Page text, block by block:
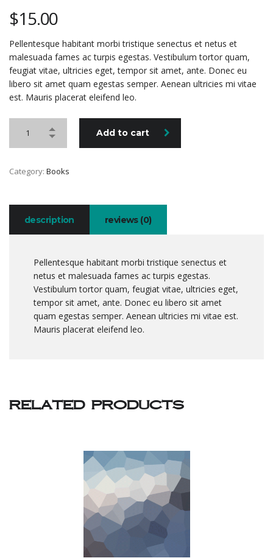
$15.00
Pellentesque habitant morbi tristique senectus et netus et
malesuada fames ac turpis egestas. Vestibulum tortor quam,
feugiat vitae, ultricies eget, tempor sit amet, ante. Donec eu
libero sit amet quam egestas semper. Aenean ultricies mi vitae
est. Mauris placerat eleifend leo.
Add to cart
Category: Books
description reviews (0)
Pellentesque habitant morbi tristique senectus et
netus et malesuada fames ac turpis egestas.
Vestibulum tortor quam, feugiat vitae, ultricies eget,
tempor sit amet, ante. Donec eu libero sit amet
quam egestas semper. Aenean ultricies mi vitae est.
Mauris placerat eleifend leo.
related products